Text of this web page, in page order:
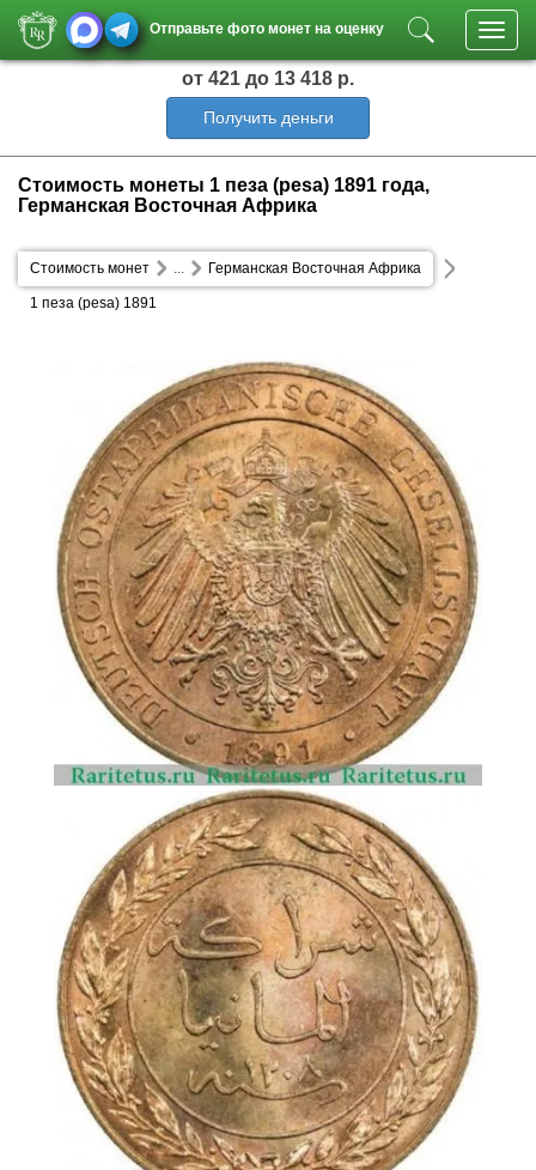
Отправьте фото монет на оценку
от 421 до 13 418 р.
Получить деньги
Стоимость монеты 1 пеза (pesa) 1891 года,
Германская Восточная Африка
Стоимость монет Германская Восточная Африка
...
1 пеза (pesa) 1891